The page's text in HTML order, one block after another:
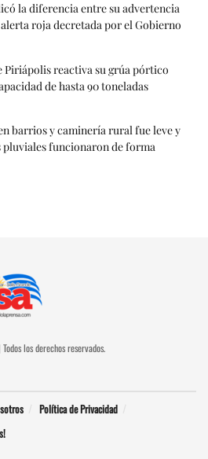
la diferencia entre su advertencia
roja decretada por el Gobierno
Piriápolis reactiva su grúa pórtico
de hasta 90 toneladas
barrios y caminería rural fue leve y
pluviales funcionaron de forma
los derechos reservados.
Política de Privacidad